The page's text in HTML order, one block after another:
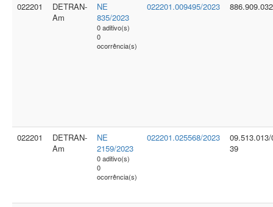
022201
DETRAN-
Am
NE
835/2023
0 aditivo(s)
0
ocorrência(s)
022201.009495/2023
022201
DETRAN-
Am
NE
2159/2023
0 aditivo(s)
0
ocorrência(s)
022201.025568/2023
09.513.013/
39